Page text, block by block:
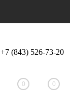
Вход Регистрация
+7 (843) 526-73-20
0 0